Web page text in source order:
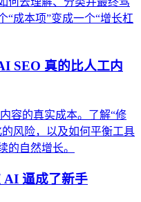
成本项”变成一个“增长杠
SEO 真的比人工内
容的真实成本。了解“修
风险，以及如何平衡工具
的自然增长。
AI 逼成了新手